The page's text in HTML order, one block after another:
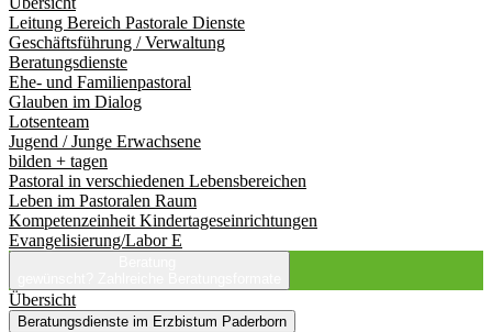
Leitung Bereich Pastorale Dienste
Geschäftsführung / Verwaltung
Beratungsdienste
Ehe- und Familienpastoral
Glauben im Dialog
Lotsenteam
Jugend / Junge Erwachsene
bilden + tagen
Pastoral in verschiedenen Lebensbereichen
Leben im Pastoralen Raum
Kompetenzeinheit Kindertageseinrichtungen
Evangelisierung/Labor E
Übersicht
Beratungsdienste im Erzbistum Paderborn